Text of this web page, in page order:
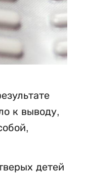
к выводу,
детей